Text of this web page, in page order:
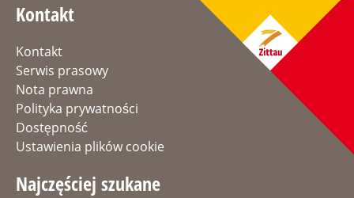
Kontakt
Kontakt
Serwis prasowy
Nota prawna
Polityka prywatności
Dostępność
Ustawienia plików cookie
Najczęściej szukane